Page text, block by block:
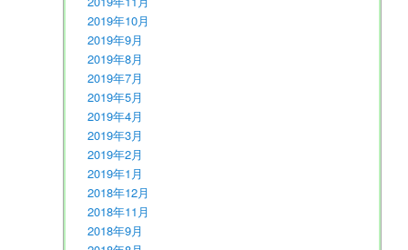
2019年10月
2019年9月
2019年8月
2019年7月
2019年5月
2019年4月
2019年3月
2019年2月
2019年1月
2018年12月
2018年11月
2018年9月